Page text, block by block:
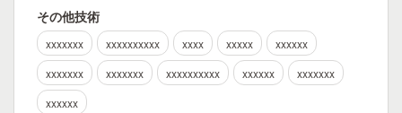
その他技術
xxxxxxx xxxxxxxxxx xxxx xxxxx
xxxxxx
xxxxxxx
xxxxxxx xxxxxxxxxx xxxxxx
xxxxxxx
xxxxxx